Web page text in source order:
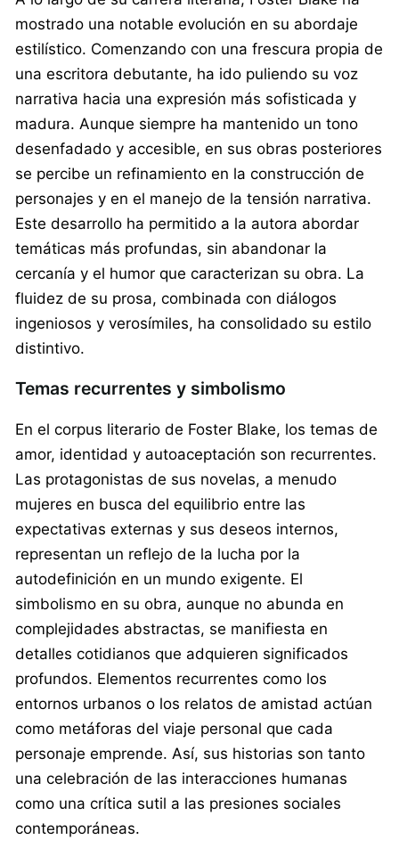
mostrado una notable evolución en su abordaje
estilístico. Comenzando con una frescura propia de
una escritora debutante, ha ido puliendo su voz
narrativa hacia una expresión más sofisticada y
madura. Aunque siempre ha mantenido un tono
desenfadado y accesible, en sus obras posteriores
se percibe un refinamiento en la construcción de
personajes y en el manejo de la tensión narrativa.
Este desarrollo ha permitido a la autora abordar
temáticas más profundas, sin abandonar la
cercanía y el humor que caracterizan su obra. La
fluidez de su prosa, combinada con diálogos
ingeniosos y verosímiles, ha consolidado su estilo
distintivo.
Temas recurrentes y simbolismo
En el corpus literario de Foster Blake, los temas de
amor, identidad y autoaceptación son recurrentes.
Las protagonistas de sus novelas, a menudo
mujeres en busca del equilibrio entre las
expectativas externas y sus deseos internos,
representan un reflejo de la lucha por la
autodefinición en un mundo exigente. El
simbolismo en su obra, aunque no abunda en
complejidades abstractas, se manifiesta en
detalles cotidianos que adquieren significados
profundos. Elementos recurrentes como los
entornos urbanos o los relatos de amistad actúan
como metáforas del viaje personal que cada
personaje emprende. Así, sus historias son tanto
una celebración de las interacciones humanas
como una crítica sutil a las presiones sociales
contemporáneas.